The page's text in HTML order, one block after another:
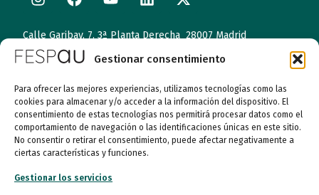
Gestionar consentimiento
Para ofrecer las mejores experiencias, utilizamos tecnologías como las
cookies para almacenar y/o acceder a la información del dispositivo. El
consentimiento de estas tecnologías nos permitirá procesar datos como el
comportamiento de navegación o las identificaciones únicas en este sitio.
No consentir o retirar el consentimiento, puede afectar negativamente a
ciertas características y funciones.
Gestionar los servicios
Calle Garibay, 7. 3ª Planta Derecha 28007 Madrid
autismo@fespau.es
Tlf.: 91 290 58 06
Atención al Público
09:00 a 16:00